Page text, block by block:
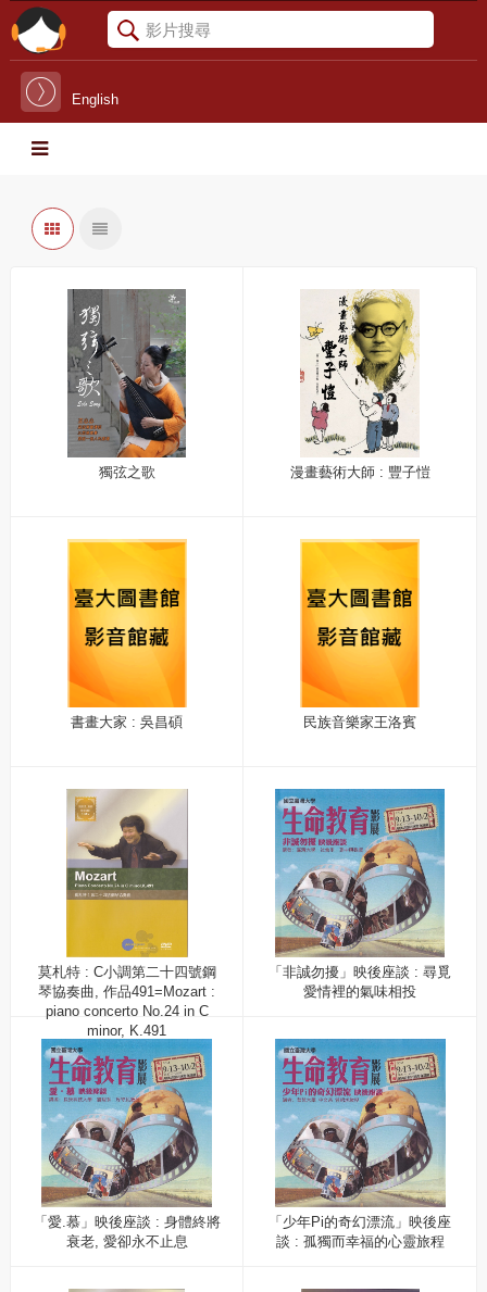
English
獨弦之歌 漫畫藝術大師 : 豐子愷
書畫大家 : 吳昌碩 民族音樂家王洛賓
莫札特 : C小調第二十四號鋼
琴協奏曲, 作品491=Mozart :
piano concerto No.24 in C
minor, K.491
「非誠勿擾」映後座談 : 尋覓
愛情裡的氣味相投
「愛.慕」映後座談 : 身體終將
衰老, 愛卻永不止息
「少年Pi的奇幻漂流」映後座
談 : 孤獨而幸福的心靈旅程